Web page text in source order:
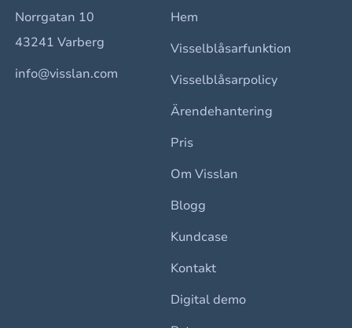
Hem
Visselblåsarfunktion
Visselblåsarpolicy
Ärendehantering
Pris
Om Visslan
Blogg
Kundcase
Kontakt
Digital demo
Norrgatan 10
43241 Varberg
info@visslan.com